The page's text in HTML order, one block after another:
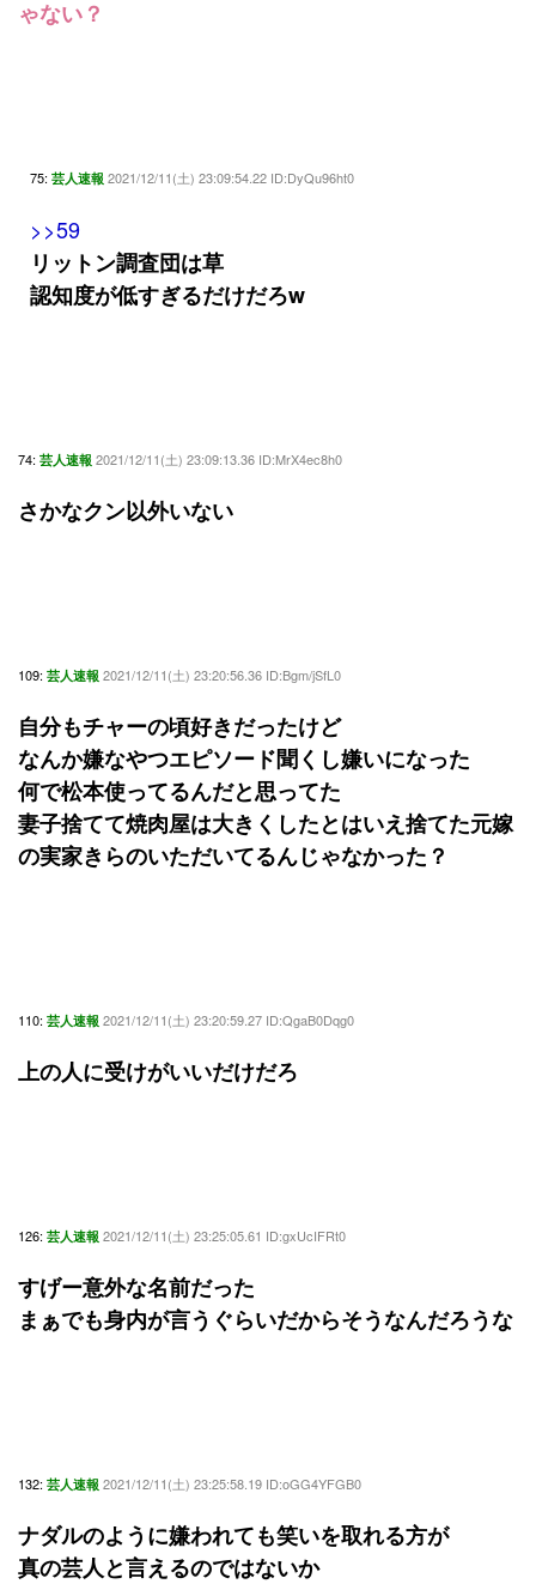
ゃない？
75: 芸人速報 2021/12/11(土) 23:09:54.22 ID:DyQu96ht0
>>59
リットン調査団は草
認知度が低すぎるだけだろw
74: 芸人速報 2021/12/11(土) 23:09:13.36 ID:MrX4ec8h0
さかなクン以外いない
109: 芸人速報 2021/12/11(土) 23:20:56.36 ID:Bgm/jSfL0
自分もチャーの頃好きだったけど
なんか嫌なやつエピソード聞くし嫌いになった
何で松本使ってるんだと思ってた
妻子捨てて焼肉屋は大きくしたとはいえ捨てた元嫁
の実家きらのいただいてるんじゃなかった？
110: 芸人速報 2021/12/11(土) 23:20:59.27 ID:QgaB0Dqg0
上の人に受けがいいだけだろ
126: 芸人速報 2021/12/11(土) 23:25:05.61 ID:gxUcIFRt0
すげー意外な名前だった
まぁでも身内が言うぐらいだからそうなんだろうな
132: 芸人速報 2021/12/11(土) 23:25:58.19 ID:oGG4YFGB0
ナダルのように嫌われても笑いを取れる方が
真の芸人と言えるのではないか